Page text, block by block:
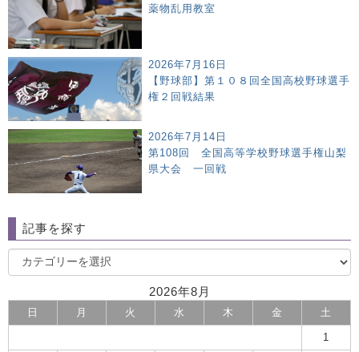
薬物乱用教室
2026年7月16日
【野球部】第１０８回全国高校野球選手
権２回戦結果
2026年7月14日
第108回 全国高等学校野球選手権山梨
県大会 一回戦
記事を探す
2026年8月
日 月 火 水 木 金 土
1